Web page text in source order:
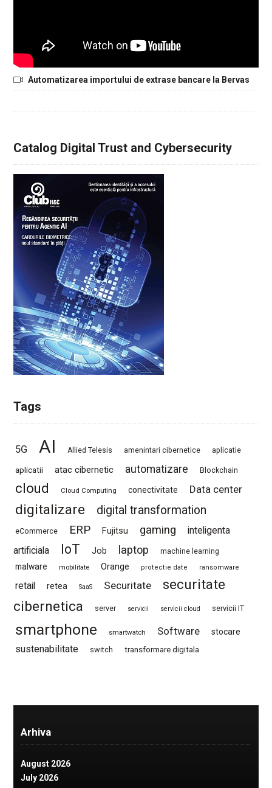
Automatizarea importului de extrase bancare la Bervas
Catalog Digital Trust and Cybersecurity
Tags
5G AI Allied Telesis amenintari cibernetice aplicatie
aplicatii atac cibernetic automatizare Blockchain
cloud Cloud Computing conectivitate Data center
digitalizare digital transformation
eCommerce ERP Fujitsu gaming
inteligenta
artificiala
IoT Job laptop machine learning
malware mobilitate Orange protectie date ransomware
retail retea SaaS Securitate
securitate
cibernetica
server servicii servicii cloud servicii IT
smartphone smartwatch Software stocare
sustenabilitate switch transformare digitala
Arhiva
August 2026
July 2026